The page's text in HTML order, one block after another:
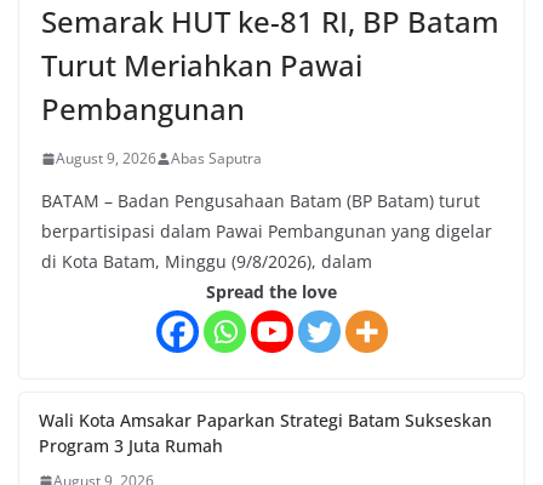
Semarak HUT ke-81 RI, BP Batam
Turut Meriahkan Pawai
Pembangunan
August 9, 2026 Abas Saputra
BATAM – Badan Pengusahaan Batam (BP Batam) turut
berpartisipasi dalam Pawai Pembangunan yang digelar
di Kota Batam, Minggu (9/8/2026), dalam
Spread the love
Wali Kota Amsakar Paparkan Strategi Batam Sukseskan
Program 3 Juta Rumah